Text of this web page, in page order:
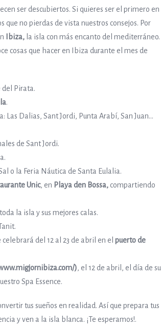
ser descubiertos. Si quieres ser el primero en
que no pierdas de vista nuestros consejos. Por
Ibiza, la isla con más encanto del mediterráneo.
cosas que hacer en Ibiza durante el mes de
del Pirata.
.
Las Dalias, Sant Jordi, Punta Arabí, San Juan…
de Sant Jordi.
o la Feria Náutica de Santa Eulalia.
Unic, en Playa den Bossa, compartiendo
la isla y sus mejores calas.
del 12 al 23 de abril en el puerto de
), el 12 de abril, el día de su
Spa Essence.
tus sueños en realidad. Así que prepara tus
y ven a la isla blanca. ¡Te esperamos!.